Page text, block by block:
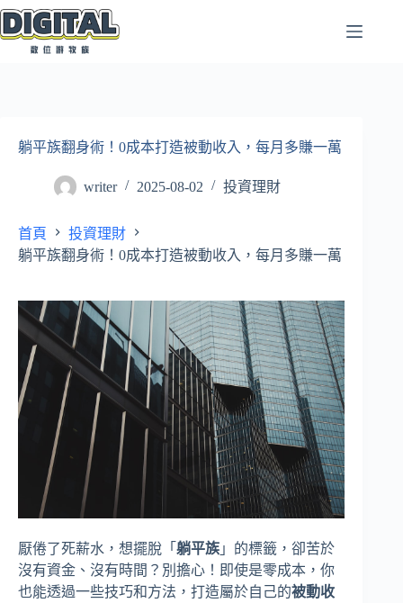
跳
至
躺平族翻身術！0成本打造被動收入，每月多賺一萬
writer 2025-08-02 投資理財
首頁
投資理財
躺平族翻身術！0成本打造被動收入，每月多賺一萬
厭倦了死薪水，想擺脫「 躺平族 」的標籤，卻苦於
沒有資金、沒有時間？別擔心！即使是零成本，你
也能透過一些技巧和方法，打造屬於自己的被動收